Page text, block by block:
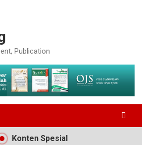
Publication
Konten Spesial